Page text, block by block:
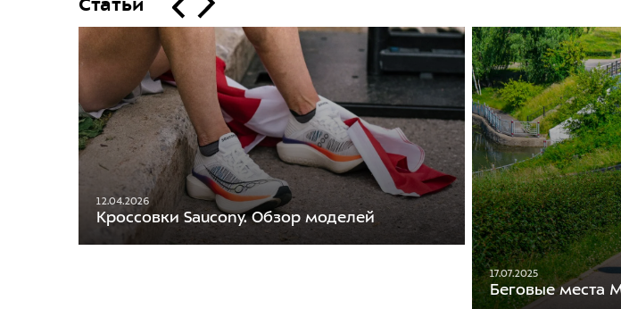
Статьи
12.04.2026
Кроссовки Saucony. Обзор моделей
17.07.2025
Беговые места